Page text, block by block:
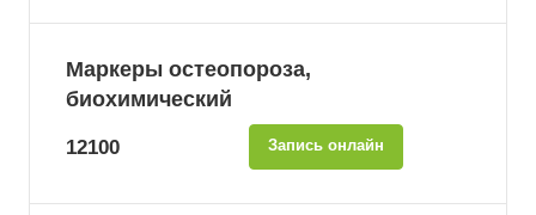
Маркеры остеопороза,
биохимический
12100 Запись онлайн